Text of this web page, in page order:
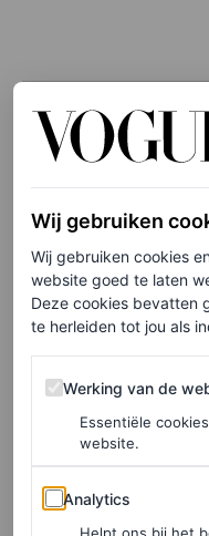
©PHIL OH
12/46
Wij gebruiken
Wij gebruiken cookies
website goed te laten
Deze cookies bevatten
te herleiden tot jou als
Werking van de website
Werking van de
Essentiële
website.
Analytics
Analytics